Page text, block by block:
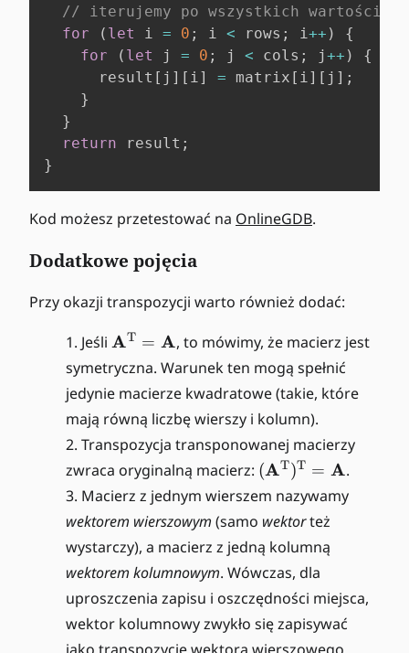
// iterujemy po wszystkich
for
( let i = 0 ; i < rows ; i++ )
{
for
( let j = 0 ; j < cols ; j ++ )
{
      result
[ j ] [ i] = matrix [ i] [ j ] ;
}
}
return result ;
}
Kod możesz przetestować na OnlineGDB.
Dodatkowe pojęcia
Przy okazji transpozycji warto również dodać:
Jeśli \
m
a
t
h
b
f{
A
}
^
{
\
m
AT = A, to mówimy, że macierz jest
symetryczna. Warunek ten mogą spełnić
jedynie macierze kwadratowe (takie, które
mają równą liczbę wierszy i kolumn).
Transpozycja transponowanej macierzy
zwraca oryginalną macierz: (
\
a
t
h
b
f{
A
(AT)T = A.
Macierz z jednym wierszem nazywamy
wektorem wierszowym (samo wektorteż
wystarczy), a macierz z jedną kolumną
wektorem kolumnowym. Wówczas, dla
uproszczenia zapisu i oszczędności miejsca,
wektor kolumnowy zwykło się zapisywać
jako transpozycję wektora wierszowego.